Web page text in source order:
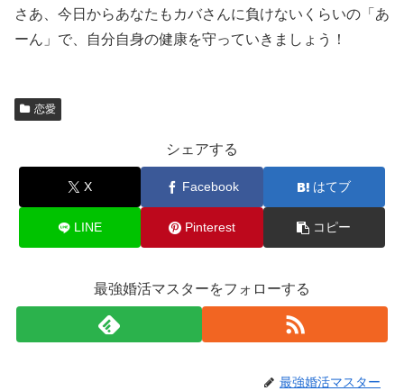
さあ、今日からあなたもカバさんに負けないくらいの「あ
ーん」で、自分自身の健康を守っていきましょう！
恋愛
シェアする
X Facebook はてブ
LINE Pinterest コピー
最強婚活マスターをフォローする
最強婚活マスター